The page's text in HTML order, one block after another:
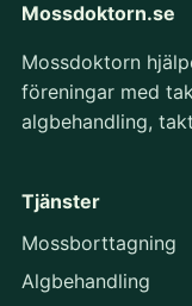
Mossdoktorn.se
Mossdoktorn
föreningar med
algbehandling,
Tjänster
Mossborttagning
Algbehandling